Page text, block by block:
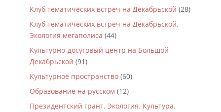
Клуб тематических встреч на Декабрьской (28)
Клуб тематических встреч на Декабрьской.
Экология мегаполиса (44)
Культурно-досуговый центр на Большой
Декабрьской (91)
Культурное пространство(60)
Образование на русском (12)
Президентский грант. Экология. Культура.